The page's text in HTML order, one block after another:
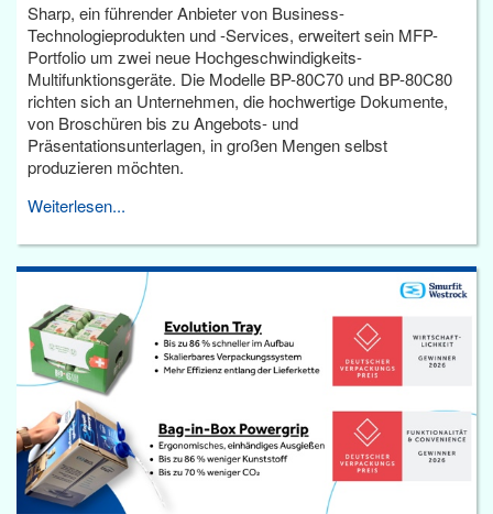
Sharp, ein führender Anbieter von Business-
Technologieprodukten und -Services, erweitert sein MFP-
Portfolio um zwei neue Hochgeschwindigkeits-
Multifunktionsgeräte. Die Modelle BP-80C70 und BP-80C80
richten sich an Unternehmen, die hochwertige Dokumente,
von Broschüren bis zu Angebots- und
Präsentationsunterlagen, in großen Mengen selbst
produzieren möchten.
Weiterlesen...